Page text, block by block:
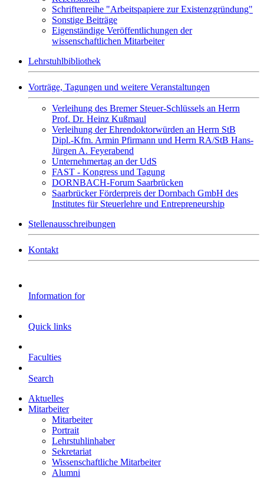
Schriftenreihe "Arbeitspapiere zur Existenzgründung"
Sonstige Beiträge
Eigenständige Veröffentlichungen der
wissenschaftlichen Mitarbeiter
Lehrstuhlbibliothek
Vorträge, Tagungen und weitere Veranstaltungen
Verleihung des Bremer Steuer-Schlüssels an Herrn
Prof. Dr. Heinz Kußmaul
Verleihung der Ehrendoktorwürden an Herrn StB
Dipl.-Kfm. Armin Pfirmann und Herrn RA/StB Hans-
Jürgen A. Feyerabend
Unternehmertag an der UdS
FAST - Kongress und Tagung
DORNBACH-Forum Saarbrücken
Saarbrücker Förderpreis der Dornbach GmbH des
Institutes für Steuerlehre und Entrepreneurship
Stellenausschreibungen
Kontakt
Information for
Quick links
Faculties
Search
Aktuelles
Mitarbeiter
Mitarbeiter
Portrait
Lehrstuhlinhaber
Sekretariat
Wissenschaftliche Mitarbeiter
Alumni